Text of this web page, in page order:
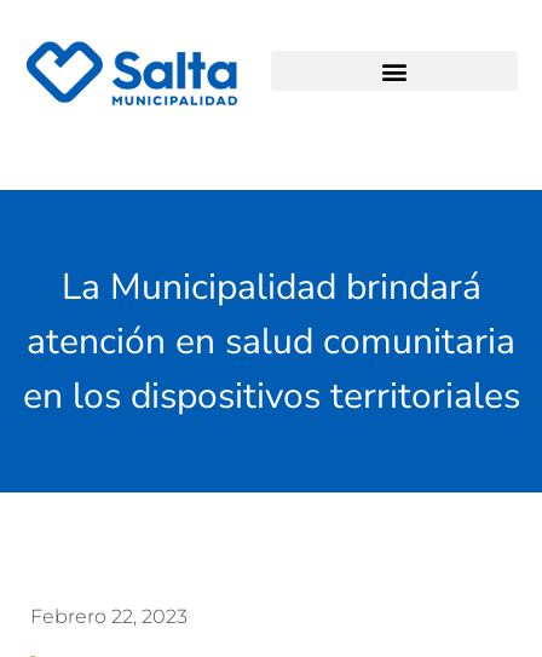
La Municipalidad brindará
atención en salud comunitaria
en los dispositivos territoriales
Febrero 22, 2023